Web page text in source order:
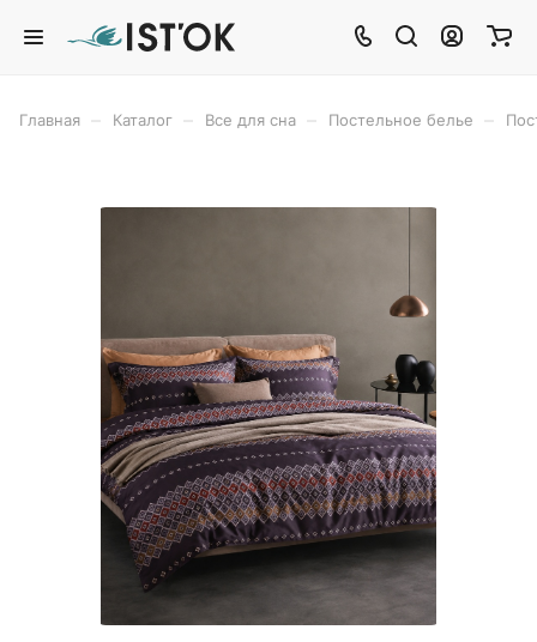
Главная Каталог Все для сна Постельное белье